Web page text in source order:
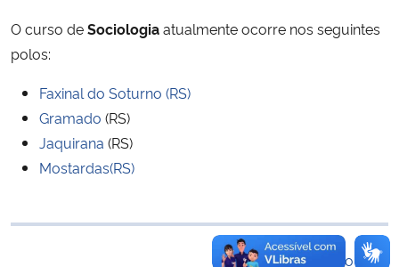
Ministério da Saúde
Ministério da Ciência, Tecnologia, Inovações e Comunicações
O curso deSociologiaatualmente ocorre nos seguintes
polos:
Faxinal do Soturno (RS)
Gramado (RS)
Jaquirana (RS)
Mostardas(RS)
Voltar ao topo